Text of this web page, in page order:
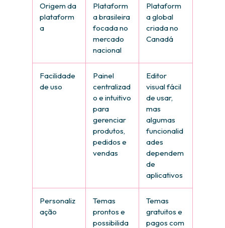
Origem da
plataform
a
Plataform
a brasileira
focada no
mercado
nacional
Plataform
a global
criada no
Canadá
Facilidade
de uso
Painel
centralizad
o e intuitivo
para
gerenciar
produtos,
pedidos e
vendas
Editor
visual fácil
de usar,
mas
algumas
funcionalid
ades
dependem
de
aplicativos
Personaliz
ação
Temas
prontos e
possibilida
Temas
gratuitos e
pagos com